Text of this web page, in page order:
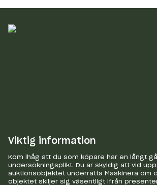
Viktig information
Kom ihåg att du som köpare har en långt
undersökningsplikt. Du är skyldig att vid
auktionsobjektet underrätta Maskinera om
objektet skiljer sig väsentligt ifrån